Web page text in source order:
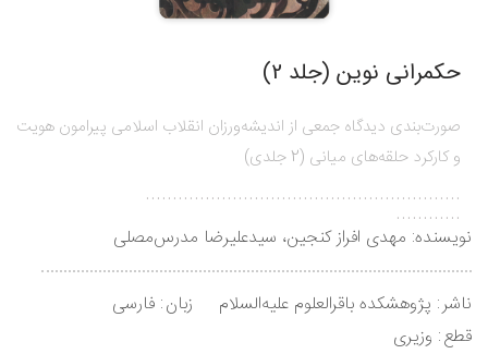
حکمرانی نوین (جلد 2)
صورت‌بندی دیدگاه جمعی از اندیشه‌ورزان انقلاب اسلامی پیرامون هویت
و کارکرد حلقه‌های میانی (2 جلدی)
..........................................................
............
نویسنده: مهدی افراز کنجین، سیدعلیرضا مدرس‌مصلی
ناشر پژوهشکده باقرالعلوم علیه‌السلام زبان فارسی
قطع وزیری